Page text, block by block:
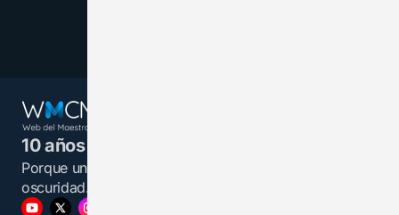
10 años juntos y más unidos.
Porque un maestro informado es una luz en la
oscuridad.